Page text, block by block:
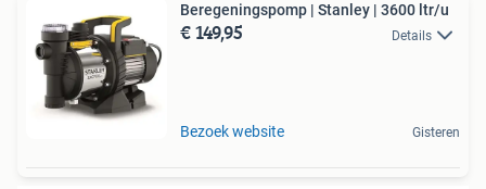
Beregeningspomp | Stanley | 3600 ltr/u
€ 149,95 Details
Bezoek website Gisteren